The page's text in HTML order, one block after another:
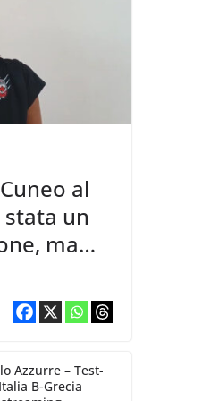
al
stata un
ma
siu
Azzurre – Test-
B-Grecia